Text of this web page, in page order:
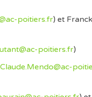
poitiers.fr) et
poitiers.fr)